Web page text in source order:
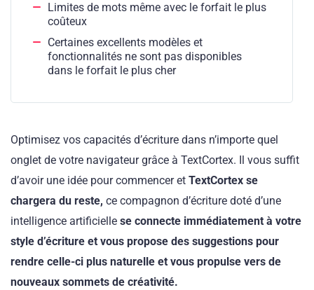
Limites de mots même avec le forfait le plus
coûteux
Certaines excellents modèles et
fonctionnalités ne sont pas disponibles
dans le forfait le plus cher
Optimisez vos capacités d’écriture dans n’importe quel
onglet de votre navigateur grâce à TextCortex. Il vous suffit
d’avoir une idée pour commencer et TextCortex se
chargera du reste, ce compagnon d’écriture doté d’une
intelligence artificielle se connecte immédiatement à votre
style d’écriture et vous propose des suggestions pour
rendre celle-ci plus naturelle et vous propulse vers de
nouveaux sommets de créativité.